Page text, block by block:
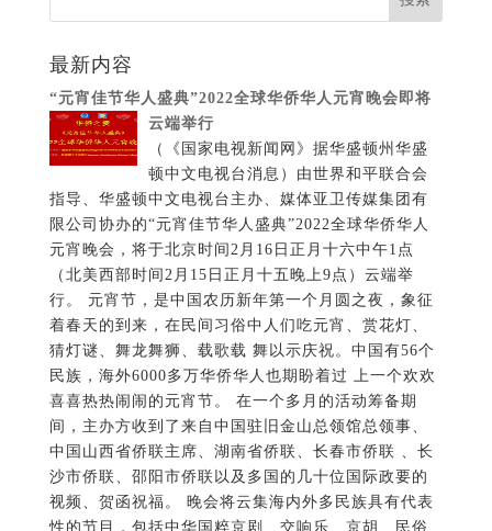
最新内容
“元宵佳节华人盛典”2022全球华侨华人元宵晚会即将
云端举行
（《国家电视新闻网》据华盛顿州华盛
顿中文电视台消息）由世界和平联合会
指导、华盛顿中文电视台主办、媒体亚卫传媒集团有
限公司协办的“元宵佳节华人盛典”2022全球华侨华人
元宵晚会，将于北京时间2月16日正月十六中午1点
（北美西部时间2月15日正月十五晚上9点）云端举
行。 元宵节，是中国农历新年第一个月圆之夜，象征
着春天的到来，在民间习俗中人们吃元宵、赏花灯、
猜灯谜、舞龙舞狮、载歌载 舞以示庆祝。中国有56个
民族，海外6000多万华侨华人也期盼着过 上一个欢欢
喜喜热热闹闹的元宵节。 在一个多月的活动筹备期
间，主办方收到了来自中国驻旧金山总领馆总领事、
中国山西省侨联主席、湖南省侨联、长春市侨联 、长
沙市侨联、邵阳市侨联以及多国的几十位国际政要的
视频、贺函祝福。 晚会将云集海内外多民族具有代表
性的节目，包括中华国粹京剧、交响乐、京胡、民俗